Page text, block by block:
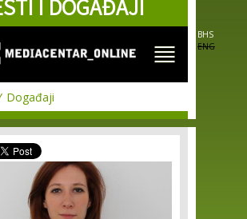
Skip to
main I DOGAĐAJI
BHS
ENG
Događaji